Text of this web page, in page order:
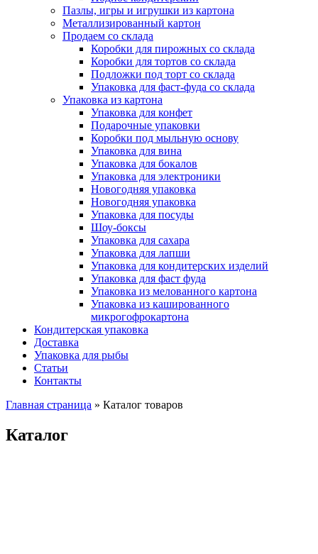
Пазлы, игры и игрушки из картона
Металлизированный картон
Продаем со склада
Коробки для пирожных со склада
Коробки для тортов со склада
Подложки под торт со склада
Упаковка для фаст-фуда со склада
Упаковка из картона
Упаковка для конфет
Подарочные упаковки
Коробки под мыльную основу
Упаковка для вина
Упаковка для бокалов
Упаковка для электроники
Новогодняя упаковка
Новогодняя упаковка
Упаковка для посуды
Шоу-боксы
Упаковка для сахара
Упаковка для лапши
Упаковка для кондитерских изделий
Упаковка для фаст фуда
Упаковка из мелованного картона
Упаковка из кашированного
микрогофрокартона
Кондитерская упаковка
Доставка
Упаковка для рыбы
Статьи
Контакты
Главная страница » Каталог товаров
Каталог